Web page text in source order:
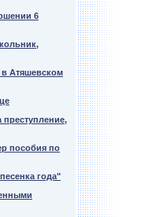
6
в Атяшевском
пособия по
года"